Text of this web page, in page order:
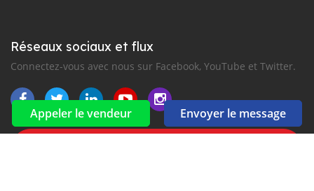
Appeler le vendeur Envoyer le message
Réseaux sociaux et flux
Connectez-vous avec nous sur Facebook, YouTube et Twitter.